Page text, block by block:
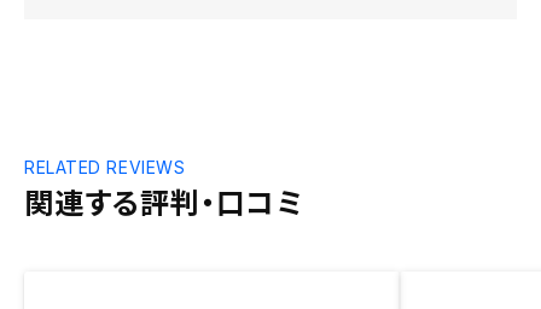
関連する評判・口コミ
RELATED REVIEWS